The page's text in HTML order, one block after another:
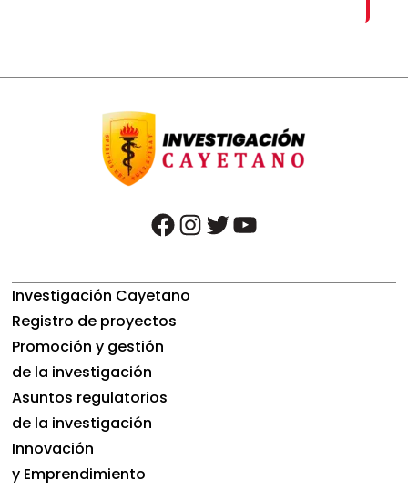
facebook instagram twitter youtube
Investigación Cayetano
Registro de proyectos
Promoción y gestión
de la investigación
Asuntos regulatorios
de la investigación
Innovación
y Emprendimiento